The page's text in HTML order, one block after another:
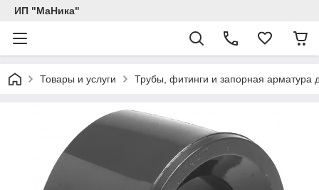
ИП "МаНика"
Товары и услуги Трубы, фитинги и запорная арматура